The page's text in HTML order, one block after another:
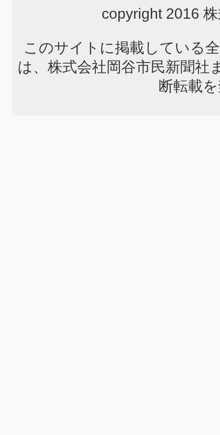
copyright 2016
このサイトに掲載している
は、株式会社岡谷市民新聞社
断転載